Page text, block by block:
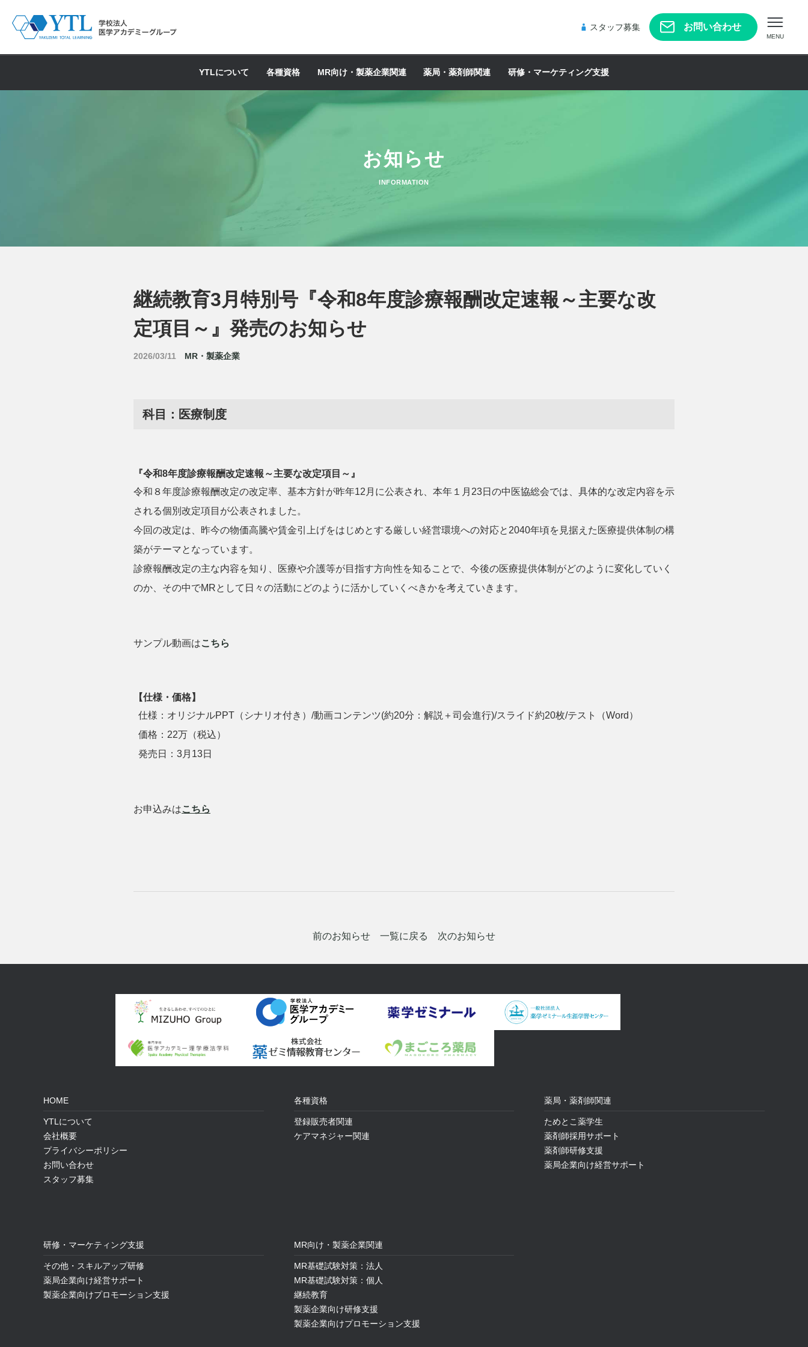
スタッフ募集 お問い合わせ
MENU
YTLについて 各種資格 MR向け・製薬企業関連 薬局・薬剤師関連 研修・マーケティング支援
お知らせ
INFORMATION
継続教育3月特別号『令和8年度診療報酬改定速報～主要な改
定項目～』発売のお知らせ
2026/03/11 MR・製薬企業
科目：医療制度
『令和8年度診療報酬改定速報～主要な改定項目～ 』
令和８年度診療報酬改定の改定率、基本方針が昨年12月に公表され、本年１月23日の中医協総会では、具体的な改定内容を示
される個別改定項目が公表されました。
今回の改定は、昨今の物価高騰や賃金引上げをはじめとする厳しい経営環境への対応と2040年頃を見据えた医療提供体制の構
築がテーマとなっています。
診療報酬改定の主な内容を知り、医療や介護等が目指す方向性を知ることで、今後の医療提供体制がどのように変化していく
のか、その中でMRとして日々の活動にどのように活かしていくべきかを考えていきます。
サンプル動画はこちら
【仕様・価格】
仕様：オリジナルPPT（シナリオ付き）/動画コンテンツ(約20分：解説＋司会進行)/スライド約20枚/テスト（Word）
価格：22万（税込）
発売日：3月13日
お申込みはこちら
前のお知らせ 一覧に戻る 次のお知らせ
HOME
YTLについて
会社概要
プライバシーポリシー
お問い合わせ
スタッフ募集
研修・マーケティング支援
その他・スキルアップ研修
薬局企業向け経営サポート
製薬企業向けプロモーション支援
各種資格
登録販売者関連
ケアマネジャー関連
MR向け・製薬企業関連
MR基礎試験対策：法人
MR基礎試験対策：個人
継続教育
製薬企業向け研修支援
製薬企業向けプロモーション支援
薬局・薬剤師関連
ためとこ薬学生
薬剤師採用サポート
薬剤師研修支援
薬局企業向け経営サポート